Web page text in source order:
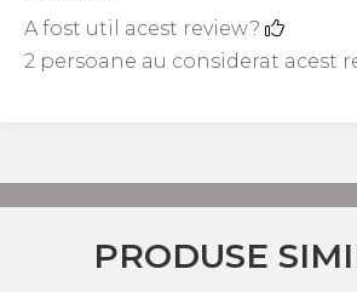
A fost util acest review?
2 persoane au considerat acest
PRODUSE